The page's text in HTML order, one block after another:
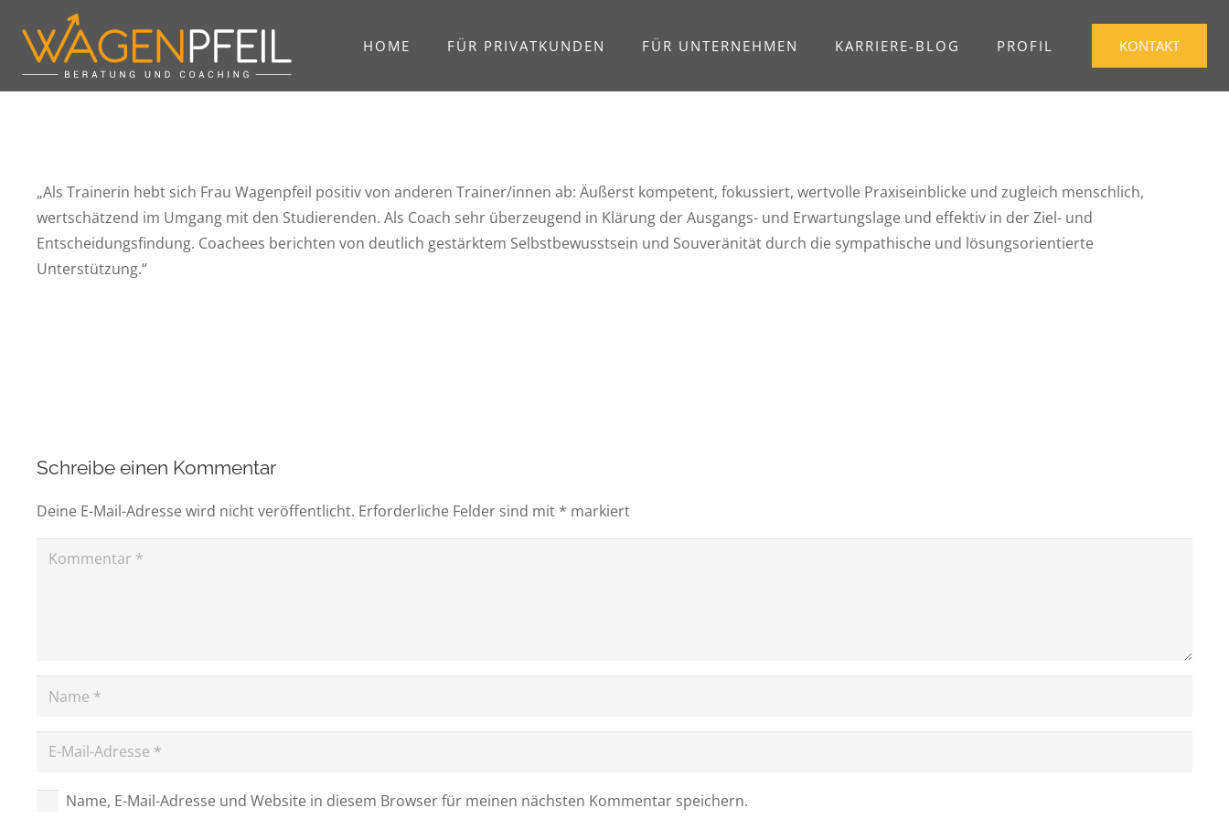
HOME FÜR PRIVATKUNDEN FÜR UNTERNEHMEN KARRIERE-BLOG PROFIL KONTAKT
„Als Trainerin hebt sich Frau Wagenpfeil positiv von anderen Trainer/innen ab: Äußerst kompetent, fokussiert, wertvolle Praxiseinblicke und zugleich menschlich,
wertschätzend im Umgang mit den Studierenden. Als Coach sehr überzeugend in Klärung der Ausgangs- und Erwartungslage und effektiv in der Ziel- und
Entscheidungsfindung. Coachees berichten von deutlich gestärktem Selbstbewusstsein und Souveränität durch die sympathische und lösungsorientierte
Unterstützung.“
Schreibe einen Kommentar
Deine E-Mail-Adresse wird nicht veröffentlicht. Erforderliche Felder sind mit * markiert
Name, E-Mail-Adresse und Website in diesem Browser für meinen nächsten Kommentar speichern.